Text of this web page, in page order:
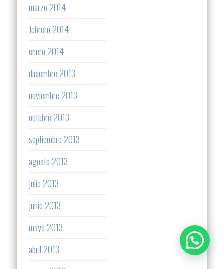
marzo 2014
febrero 2014
enero 2014
diciembre 2013
noviembre 2013
octubre 2013
septiembre 2013
agosto 2013
julio 2013
junio 2013
mayo 2013
abril 2013